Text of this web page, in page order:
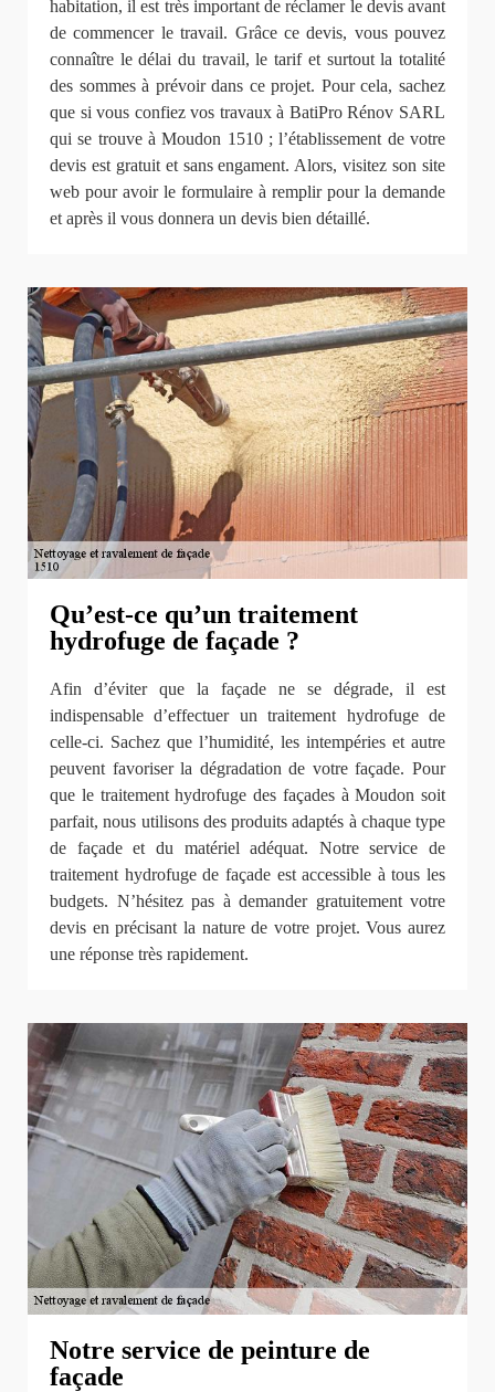
habitation, il est très important de réclamer le devis avant
de commencer le travail. Grâce ce devis, vous pouvez
connaître le délai du travail, le tarif et surtout la totalité
des sommes à prévoir dans ce projet. Pour cela, sachez
que si vous confiez vos travaux à BatiPro Rénov SARL
qui se trouve à Moudon 1510 ; l’établissement de votre
devis est gratuit et sans engament. Alors, visitez son site
web pour avoir le formulaire à remplir pour la demande
et après il vous donnera un devis bien détaillé.
Qu’est-ce qu’un traitement
hydrofuge de façade ?
Afin d’éviter que la façade ne se dégrade, il est
indispensable d’effectuer un traitement hydrofuge de
celle-ci. Sachez que l’humidité, les intempéries et autre
peuvent favoriser la dégradation de votre façade. Pour
que le traitement hydrofuge des façades à Moudon soit
parfait, nous utilisons des produits adaptés à chaque type
de façade et du matériel adéquat. Notre service de
traitement hydrofuge de façade est accessible à tous les
budgets. N’hésitez pas à demander gratuitement votre
devis en précisant la nature de votre projet. Vous aurez
une réponse très rapidement.
Notre service de peinture de
façade